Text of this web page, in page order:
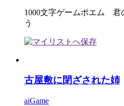
1000文字ゲームポエム 君
う
古屋敷に閉ざされた姉
aiGame